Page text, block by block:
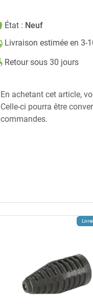
État : Neuf
Livraison estimée en 3-
Retour sous 30 jours
En achetant cet article,
Celle-ci pourra être
commandes.